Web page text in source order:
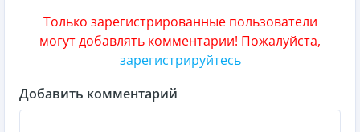
Только зарегистрированные пользователи
могут добавлять комментарии! Пожалуйста,
зарегистрируйтесь
Добавить комментарий